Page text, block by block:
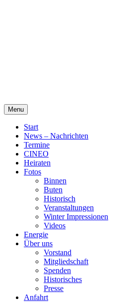
Menu
Start
News – Nachrichten
Termine
CINEO
Heiraten
Fotos
Binnen
Buten
Historisch
Veranstaltungen
Winter Impressionen
Videos
Energie
Über uns
Vorstand
Mitgliedschaft
Spenden
Historisches
Presse
Anfahrt